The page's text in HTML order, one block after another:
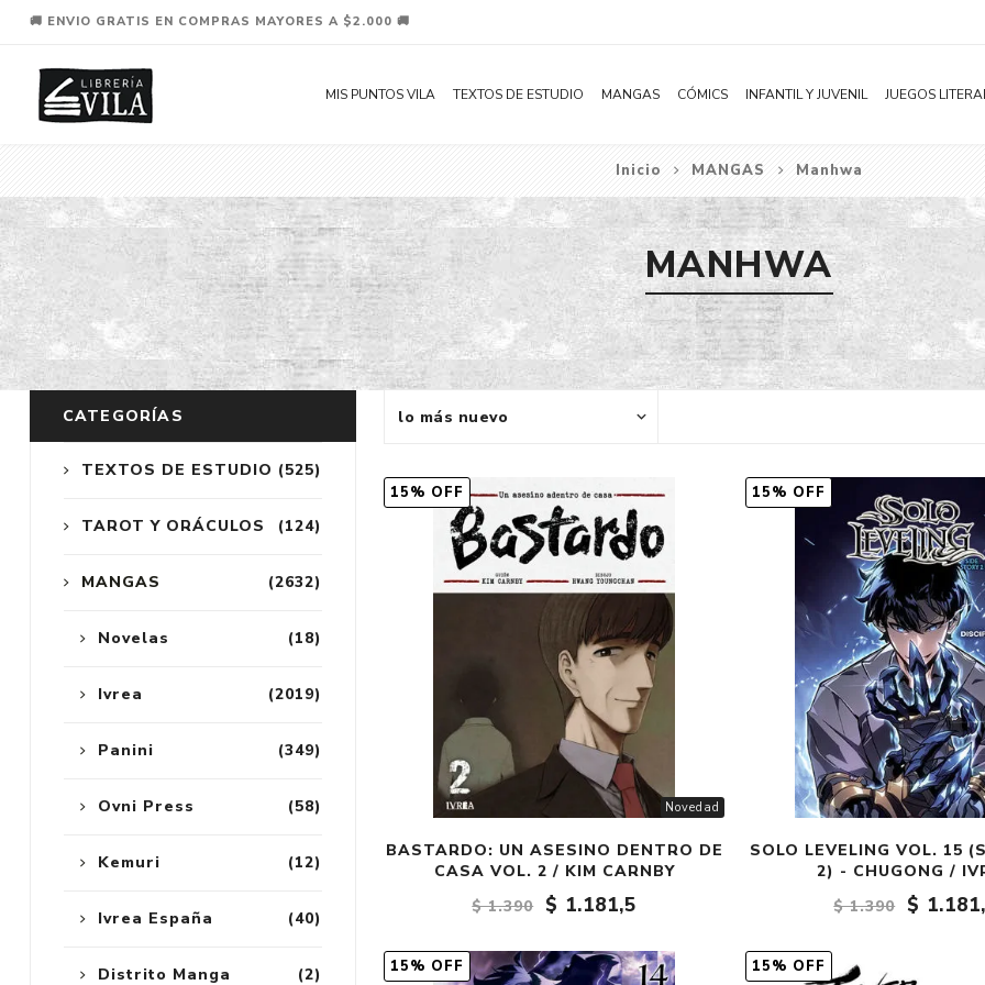
🚚 ENVIO GRATIS EN COMPRAS MAYORES A $2.000 🚚
MIS PUNTOS VILA TEXTOS DE ESTUDIO MANGAS
Novelas
Shonen
Shojo
Seinen
Josei
Yaoi / BL
Aventura
Bélico
Ciencia ficción
Comedia
Distopía
Ecchi
Fantasía
Fantasía oscura
Gore
Ver todo
CÓMICS INFANTIL Y JUVENIL
Literatura Infantil
Literatura Juvenil
JUEGOS
Inicio MANGAS Manhwa
MANHWA
Novedad
15% OFF
BASTARDO: UN ASESINO DENTRO DE
CASA VOL. 2 / KIM CARNBY
$ 1.390
$ 1.181,5
15% OFF
SOLO LEVELING VOL. 15
2) - CHUGONG /
$ 1.390
$
15% OFF 15% OFF
CATEGORÍAS
(525)
TEXTOS DE ESTUDIO
(124)
TAROT Y ORÁCULOS
(2632)
MANGAS
(18)
Novelas
(2019)
Ivrea
(349)
Panini
(58)
Ovni Press
(12)
Kemuri
(40)
Ivrea España
(2)
Distrito Manga